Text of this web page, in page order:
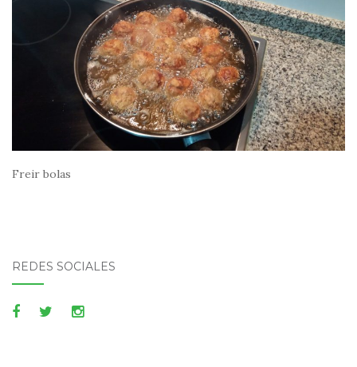
Freir bolas
REDES SOCIALES